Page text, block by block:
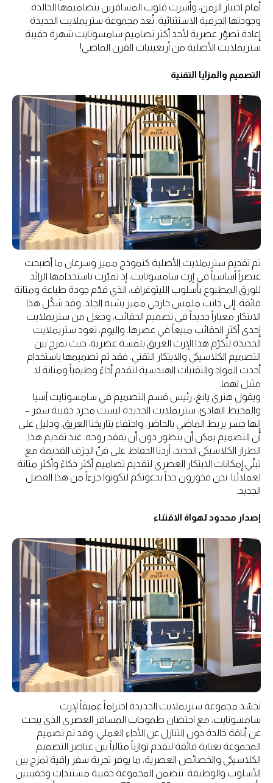
أمام اختبار الزمن، وأسرت قلوب المسافرين بتصاميمها الخالدة
وجودتها الحِرفية الاستثنائية. تُعد مجموعة ستريملايت الجديدة
إعادة تصوّر عصرية لأحد أكثر تصاميم سامسونايت شهرة حقيبة
ستريملايت الأصلية من أربعينيات القرن الماضي!
التصميم والمزايا التقنية
تم تقديم ستريملايت الأصلية كنموذج مميز وسرعان ما أصبحت
عنصراً أساسياً في إرث سامسونايت، إذ تميّزت باستخدامها الرائد
للورق المطبوع بأسلوب الليثوغراف، الذي قدّم جودة طباعة ومتانة
فائقة، إلى جانب ملمس خارجي مميز يشبه الجلد. وقد شكّل هذا
الابتكار معياراً جديداً في تصميم الحقائب، وجعل من ستريملايت
إحدى أكثر الحقائب مبيعاً في عصرها. واليوم، تعود ستريملايت
الجديدة لتُكرّم هذا الإرث العريق بلمسة عصرية، حيث تمزج بين
التصميم الكلاسيكي والابتكار التقني. فقد تم تصميمها باستخدام
أحدث المواد والتقنيات الهندسية لتقدم أداءً وظيفياً ومتانة لا
مثيل لهما.
ويقول هنري يانغ، رئيس قسم التصميم في سامسونايت آسيا
والمحيط الهادئ: ستريملايت الجديدة ليست مجرد حقيبة سفر –
إنها جسر يربط الماضي بالحاضر، واحتفاء بتاريخنا العريق، ودليل على
أن التصميم يمكن أن يتطور دون أن يفقد روحه. عند تقديم هذا
الطراز الكلاسيكي الجديد، أردنا الحفاظ على فنّ الحِرَف القديمة مع
تبنّي إمكانات الابتكار العصري لتقديم تصاميم أكثر ذكاءً وأكثر متانة
لعملائنا. نحن فخورون جداً بدعوتكم لتكونوا جزءاً من هذا الفصل
الجديد.
إصدار محدود لهواة الاقتناء
تجسّد مجموعة ستريملايت الجديدة احتراماً عميقاً لإرث
سامسونايت، مع احتضان طموحات المسافر العصري الذي يبحث
عن أناقة خالدة دون التنازل عن الأداء العملي. وقد تم تصميم
المجموعة بعناية فائقة لتقدم توازناً مثالياً بين عناصر التصميم
الكلاسيكي والخصائص العصرية، ما يوفر تجربة سفر راقية تمزج بين
الأسلوب والوظيفة. تتضمن المجموعة حقيبة مستندات وحقيبتين